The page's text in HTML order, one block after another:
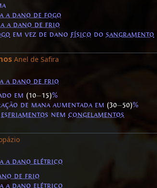
a dano de fogo
a dano de frio
em vez de dano físico do sangramento
Anel de Safira
a dano de frio
em (10—15)%
de mana aumentada em (30—50)%
esfriamentos nem congelamentos
a dano elétrico
de frio
a dano elétrico